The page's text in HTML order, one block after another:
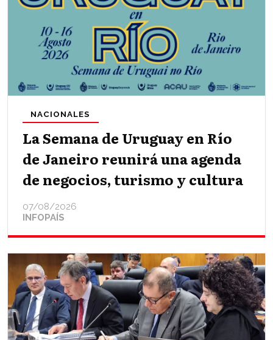
La Semana de Uruguay en Río
de Janeiro reunirá una agenda
de negocios, turismo y cultura
INFOPAÍS
NACIONALES
07/08/2026